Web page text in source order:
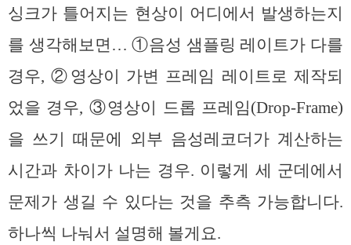
싱크가 틀어지는 현상이 어디에서 발생하는지
를 생각해보면… ①음성 샘플링 레이트가 다를
경우, ②영상이 가변 프레임 레이트로 제작되
었을 경우, ③영상이 드롭 프레임(Drop-Frame)
을 쓰기 때문에 외부 음성레코더가 계산하는
시간과 차이가 나는 경우. 이렇게 세 군데에서
문제가 생길 수 있다는 것을 추측 가능합니다.
하나씩 나눠서 설명해 볼게요.